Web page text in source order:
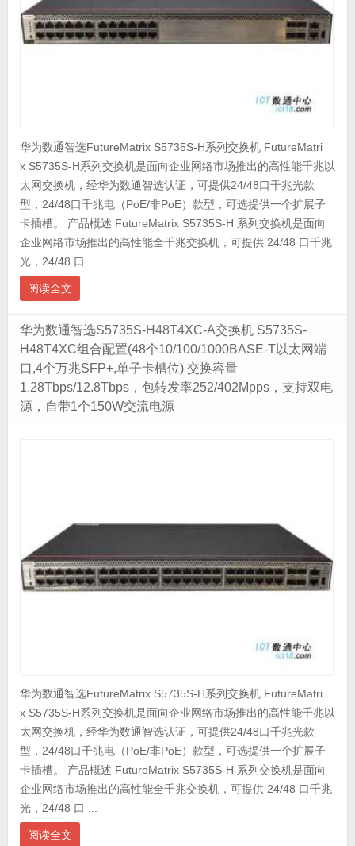
华为数通智选FutureMatrix S5735S-H系列交换机 FutureMatri
x S5735S-H系列交换机是面向企业网络市场推出的高性能千兆以
太网交换机，经华为数通智选认证，可提供24/48口千兆光款
型，24/48口千兆电（PoE/非PoE）款型，可选提供一个扩展子
卡插槽。 产品概述 FutureMatrix S5735S-H 系列交换机是面向
企业网络市场推出的高性能全千兆交换机，可提供 24/48 口千兆
光，24/48 口 ...
阅读全文
华为数通智选S5735S-H48T4XC-A交换机 S5735S-
H48T4XC组合配置(48个10/100/1000BASE-T以太网端
口,4个万兆SFP+,单子卡槽位) 交换容量
1.28Tbps/12.8Tbps，包转发率252/402Mpps，支持双电
源，自带1个150W交流电源
华为数通智选FutureMatrix S5735S-H系列交换机 FutureMatri
x S5735S-H系列交换机是面向企业网络市场推出的高性能千兆以
太网交换机，经华为数通智选认证，可提供24/48口千兆光款
型，24/48口千兆电（PoE/非PoE）款型，可选提供一个扩展子
卡插槽。 产品概述 FutureMatrix S5735S-H 系列交换机是面向
企业网络市场推出的高性能全千兆交换机，可提供 24/48 口千兆
光，24/48 口 ...
阅读全文